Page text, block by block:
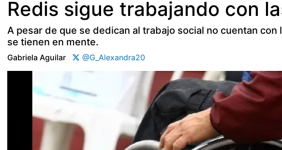
Redis sigue trabajando con
A pesar de que se dedican al trabajo social no cuentan
se tienen en mente.
Gabriela Aguilar @G_Alexandra20